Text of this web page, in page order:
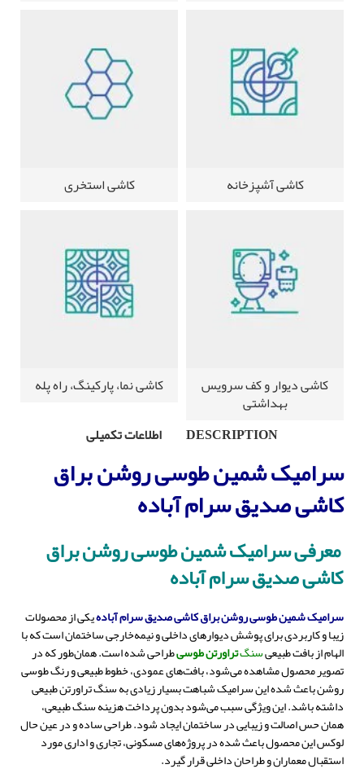
کاشی آشپزخانه کاشی استخری
کاشی دیوار و کف سرویس
بهداشتی
کاشی نما، پارکینگ، راه پله
DESCRIPTION
اطلاعات تکمیلی
سرامیک شمین طوسی روشن براق
کاشی صدیق سرام آباده
معرفی سرامیک شمین طوسی روشن براق
کاشی صدیق سرام آباده
سرامیک شمین طوسی روشن براق کاشی صدیق سرام آبادهیکی از محصولات
زیبا و کاربردی برای پوشش دیوارهای داخلی و نیمه‌خارجی ساختمان است که با
الهام از بافت طبیعیسنگتراورتن طوسیطراحی شده است. همان‌طور که در
تصویر محصول مشاهده می‌شود، بافت‌های عمودی، خطوط طبیعی و رنگ طوسی
روشن باعث شده این سرامیک شباهت بسیار زیادی به سنگ تراورتن طبیعی
داشته باشد. این ویژگی سبب می‌شود بدون پرداخت هزینه سنگ طبیعی،
همان حس اصالت و زیبایی در ساختمان ایجاد شود. طراحی ساده و در عین حال
لوکس این محصول باعث شده در پروژه‌های مسکونی، تجاری و اداری مورد
استقبال معماران و طراحان داخلی قرار گیرد.